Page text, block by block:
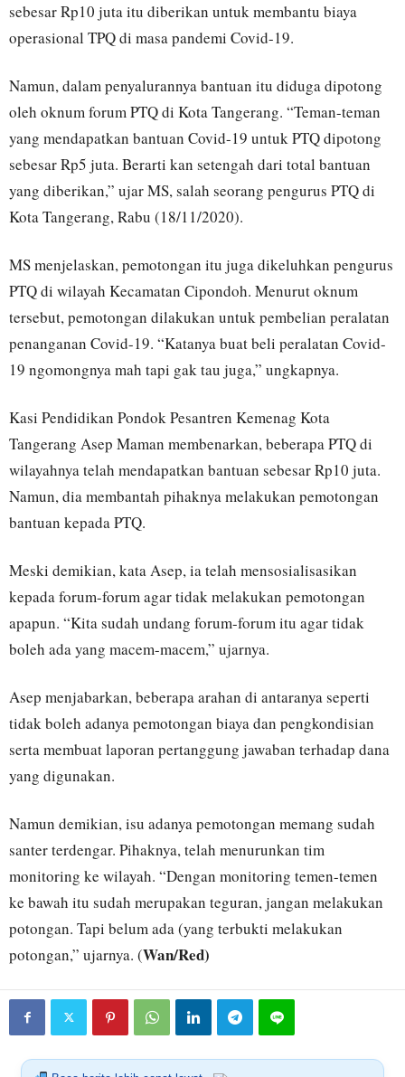
sebesar Rp10 juta itu diberikan untuk membantu biaya
operasional TPQ di masa pandemi Covid-19.
Namun, dalam penyalurannya bantuan itu diduga dipotong
oleh oknum forum PTQ di Kota Tangerang. “Teman-teman
yang mendapatkan bantuan Covid-19 untuk PTQ dipotong
sebesar Rp5 juta. Berarti kan setengah dari total bantuan
yang diberikan,” ujar MS, salah seorang pengurus PTQ di
Kota Tangerang, Rabu (18/11/2020).
MS menjelaskan, pemotongan itu juga dikeluhkan pengurus
PTQ di wilayah Kecamatan Cipondoh. Menurut oknum
tersebut, pemotongan dilakukan untuk pembelian peralatan
penanganan Covid-19. “Katanya buat beli peralatan Covid-
19 ngomongnya mah tapi gak tau juga,” ungkapnya.
Kasi Pendidikan Pondok Pesantren Kemenag Kota
Tangerang Asep Maman membenarkan, beberapa PTQ di
wilayahnya telah mendapatkan bantuan sebesar Rp10 juta.
Namun, dia membantah pihaknya melakukan pemotongan
bantuan kepada PTQ.
Meski demikian, kata Asep, ia telah mensosialisasikan
kepada forum-forum agar tidak melakukan pemotongan
apapun. “Kita sudah undang forum-forum itu agar tidak
boleh ada yang macem-macem,” ujarnya.
Asep menjabarkan, beberapa arahan di antaranya seperti
tidak boleh adanya pemotongan biaya dan pengkondisian
serta membuat laporan pertanggung jawaban terhadap dana
yang digunakan.
Namun demikian, isu adanya pemotongan memang sudah
santer terdengar. Pihaknya, telah menurunkan tim
monitoring ke wilayah. “Dengan monitoring temen-temen
ke bawah itu sudah merupakan teguran, jangan melakukan
potongan. Tapi belum ada (yang terbukti melakukan
potongan,” ujarnya. (Wan/Red)